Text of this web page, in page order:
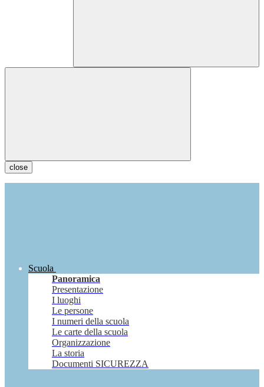
close
Scuola
Panoramica
Presentazione
I luoghi
Le persone
I numeri della scuola
Le carte della scuola
Organizzazione
La storia
Documenti SICUREZZA